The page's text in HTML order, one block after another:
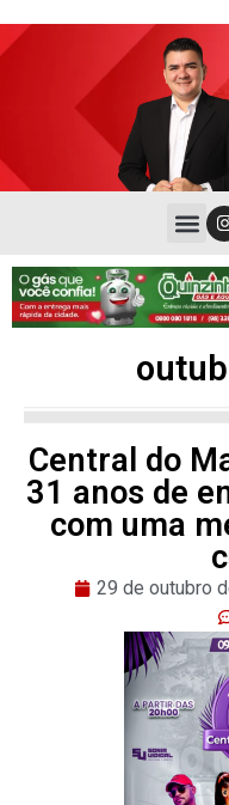
Central do
31 anos de
com uma
29 de outubro